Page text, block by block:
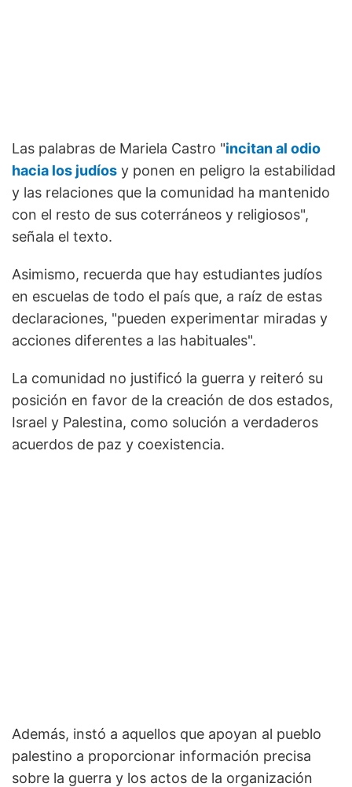
Las palabras de Mariela Castro "incitan al odio
hacia los judíos y ponen en peligro la estabilidad
y las relaciones que la comunidad ha mantenido
con el resto de sus coterráneos y religiosos",
señala el texto.
Asimismo, recuerda que hay estudiantes judíos
en escuelas de todo el país que, a raíz de estas
declaraciones, "pueden experimentar miradas y
acciones diferentes a las habituales".
La comunidad no justificó la guerra y reiteró su
posición en favor de la creación de dos estados,
Israel y Palestina, como solución a verdaderos
acuerdos de paz y coexistencia.
Además, instó a aquellos que apoyan al pueblo
palestino a proporcionar información precisa
sobre la guerra y los actos de la organización